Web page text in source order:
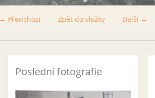
← Předchozí Další →
Zpět do složky
Poslední fotografie